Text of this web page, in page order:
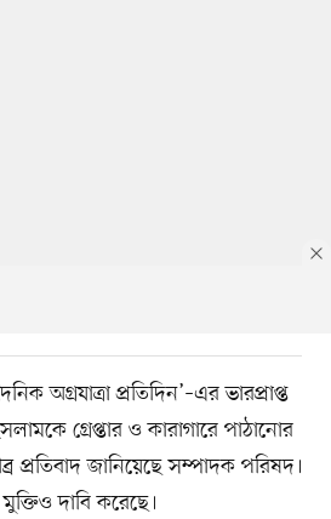
অগ্রযাত্রা প্রতিদিন’–এর ভারপ্রাপ্ত
গ্রেপ্তার ও কারাগারে পাঠানোর
প্রতিবাদ জানিয়েছে সম্পাদক পরিষদ।
দাবি করেছে।